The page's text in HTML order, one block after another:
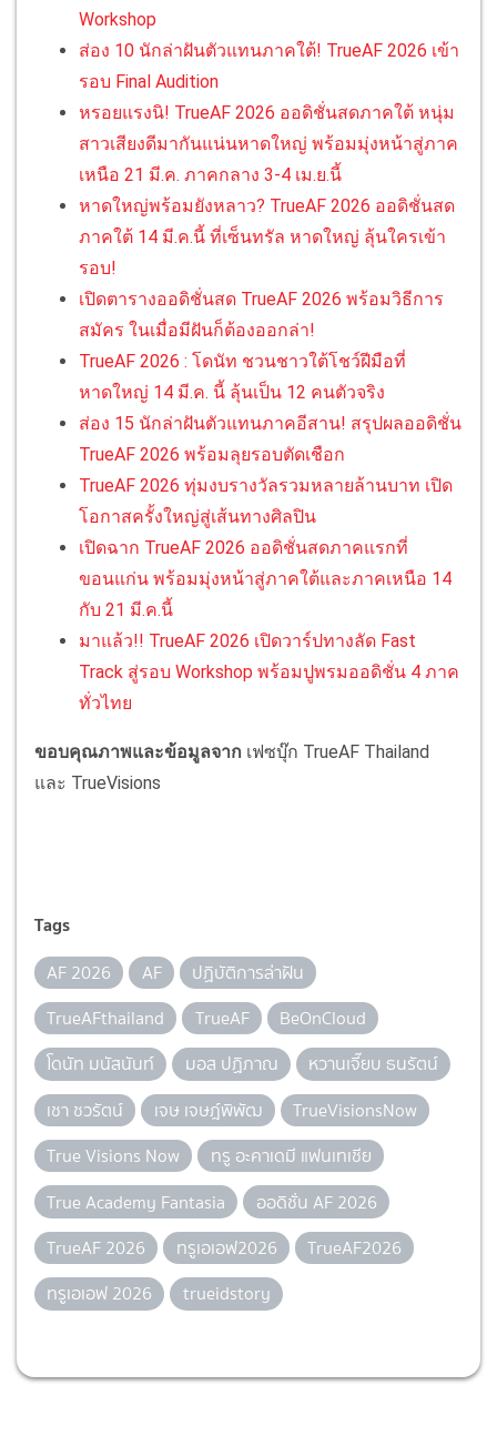
Workshop
ส่อง 10 นักล่าฝันตัวแทนภาคใต้! TrueAF 2026 เข้า
รอบ Final Audition
หรอยแรงนิ! TrueAF 2026 ออดิชั่นสดภาคใต้ หนุ่ม
สาวเสียงดีมากันแน่นหาดใหญ่ พร้อมมุ่งหน้าสู่ภาค
เหนือ 21 มี.ค. ภาคกลาง 3-4 เม.ย.นี้
หาดใหญ่พร้อมยังหลาว? TrueAF 2026 ออดิชั่นสด
ภาคใต้ 14 มี.ค.นี้ ที่เซ็นทรัล หาดใหญ่ ลุ้นใครเข้า
รอบ!
เปิดตารางออดิชั่นสด TrueAF 2026 พร้อมวิธีการ
สมัคร ในเมื่อมีฝันก็ต้องออกล่า!
TrueAF 2026 : โดนัท ชวนชาวใต้โชว์ฝีมือที่
หาดใหญ่ 14 มี.ค. นี้ ลุ้นเป็น 12 คนตัวจริง
ส่อง 15 นักล่าฝันตัวแทนภาคอีสาน! สรุปผลออดิชั่น
TrueAF 2026 พร้อมลุยรอบตัดเชือก
TrueAF 2026 ทุ่มงบรางวัลรวมหลายล้านบาท เปิด
โอกาสครั้งใหญ่สู่เส้นทางศิลปิน
เปิดฉาก TrueAF 2026 ออดิชั่นสดภาคแรกที่
ขอนแก่น พร้อมมุ่งหน้าสู่ภาคใต้และภาคเหนือ 14
กับ 21 มี.ค.นี้
มาแล้ว!! TrueAF 2026 เปิดวาร์ปทางลัด Fast
Track สู่รอบ Workshop พร้อมปูพรมออดิชั่น 4 ภาค
ทั่วไทย
ขอบคุณภาพและข้อมูลจาก เฟซบุ๊ก TrueAF Thailand
และ TrueVisions
Tags
AF 2026 AF
ปฏิบัติการล่าฝัน
TrueAFthailand
TrueAF
BeOnCloud
โดนัท มนัสนันท์
มอส ปฏิภาณ
หวานเจี๊ยบ ธนรัตน์
เชา ชวรัตน์
เจษ เจษฎ์พิพัฒ
TrueVisionsNow
True Visions Now
ทรู อะคาเดมี แฟนเทเชีย
True Academy Fantasia
ออดิชั่น AF 2026
TrueAF 2026
ทรูเอเอฟ2026
TrueAF2026
ทรูเอเอฟ 2026
trueidstory